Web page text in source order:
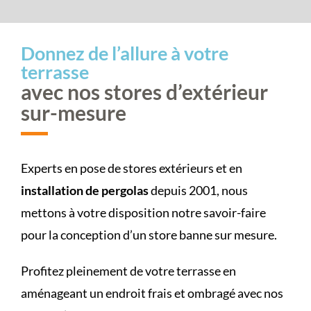
Donnez de l’allure à votre
terrasse
avec nos stores d’extérieur
sur-mesure
Experts en pose de stores extérieurs et en
installation de pergolasdepuis 2001, nous
mettons à votre disposition notre savoir-faire
pour la conception d’un store banne sur mesure.
Profitez pleinement de votre terrasse en
aménageant un endroit frais et ombragé avec nos